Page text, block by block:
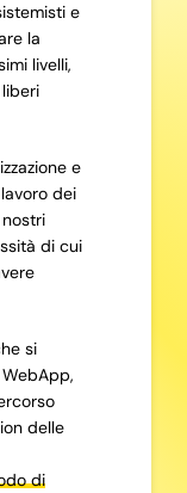
e
la
livelli,
e
dei
di cui
si
delle
di